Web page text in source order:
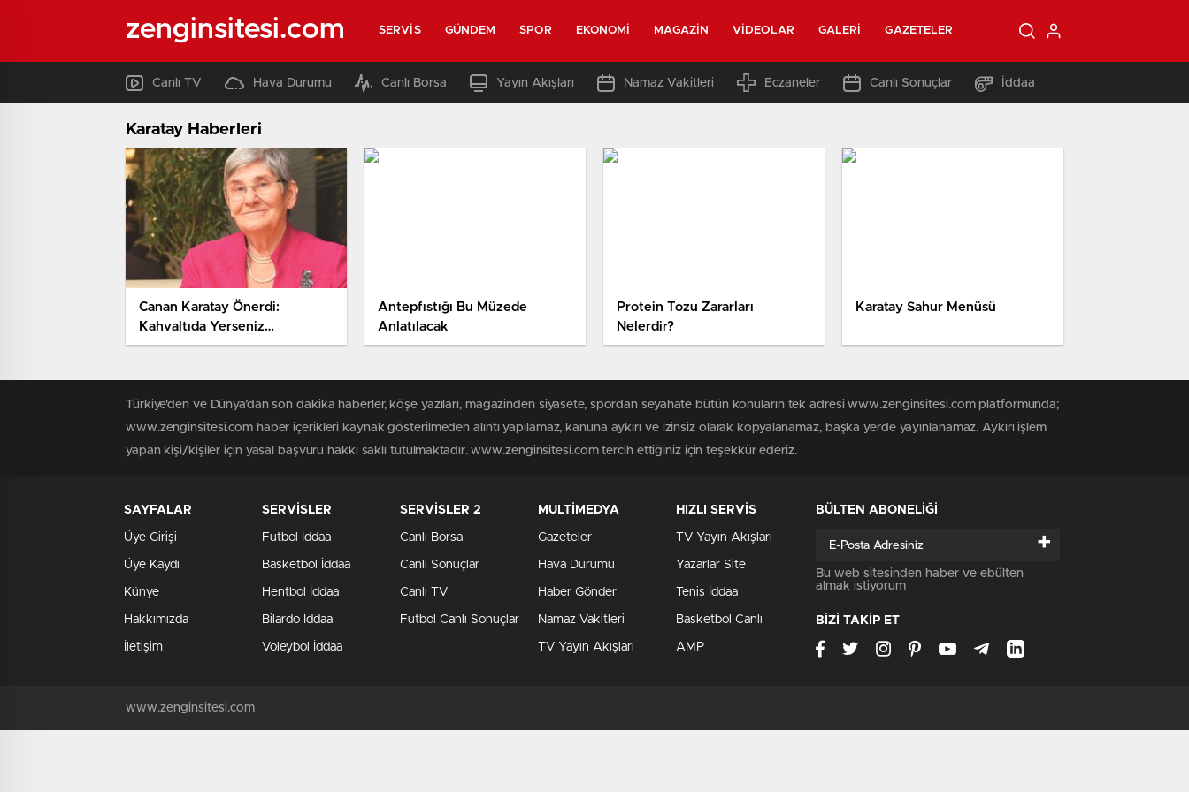
zenginsitesi.com SERVIS GÜNDEM SPOR EKONOMI MAGAZIN VIDEOLAR GALERI GAZETELER
Canlı TV Hava Durumu Canlı Borsa Yayın Akışları Namaz Vakitleri Eczaneler Canlı Sonuçlar İddaa
Karatay Haberleri
Canan Karatay Önerdi:
Kahvaltıda Yerseniz…
Antepfıstığı Bu Müzede
Anlatılacak
Protein Tozu Zararları
Nelerdir?
Karatay Sahur Menüsü
Türkiye'den ve Dünya’dan son dakika haberler, köşe yazıları, magazinden siyasete, spordan seyahate bütün konuların tek adresi www.zenginsitesi.com platformunda;
www.zenginsitesi.com haber içerikleri kaynak gösterilmeden alıntı yapılamaz, kanuna aykırı ve izinsiz olarak kopyalanamaz, başka yerde yayınlanamaz. Aykırı işlem
yapan kişi/kişiler için yasal başvuru hakkı saklı tutulmaktadır. www.zenginsitesi.com tercih ettiğiniz için teşekkür ederiz.
SAYFALAR
Üye Girişi
Üye Kaydı
Künye
Hakkımızda
İletişim
SERVİSLER
Futbol İddaa
Basketbol İddaa
Hentbol İddaa
Bilardo İddaa
Voleybol İddaa
SERVİSLER 2
Canlı Borsa
Canlı Sonuçlar
Canlı TV
Futbol Canlı Sonuçlar
MULTİMEDYA
Gazeteler
Hava Durumu
Haber Gönder
Namaz Vakitleri
TV Yayın Akışları
HIZLI SERVİS
TV Yayın Akışları
Yazarlar Site
Tenis İddaa
Basketbol Canlı
AMP
BÜLTEN ABONELİĞİ
+
Bu web sitesinden haber ve ebülten
almak istiyorum
BİZİ TAKİP ET
www.zenginsitesi.com